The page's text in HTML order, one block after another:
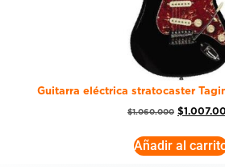
Guitarra eléctrica stratocaster
$1.060.000 $
Añadir al